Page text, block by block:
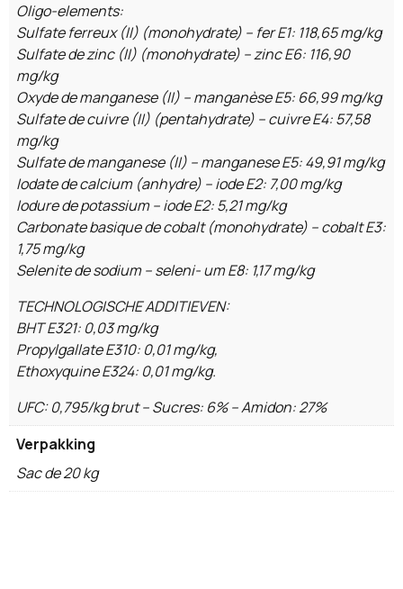
Oligo-elements:
Sulfate ferreux (II) (monohydrate) – fer E1: 118,65 mg/kg
Sulfate de zinc (II) (monohydrate) – zinc E6: 116,90
mg/kg
Oxyde de manganese (II) – manganèse E5: 66,99 mg/kg
Sulfate de cuivre (II) (pentahydrate) – cuivre E4: 57,58
mg/kg
Sulfate de manganese (II) – manganese E5: 49,91 mg/kg
Iodate de calcium (anhydre) – iode E2: 7,00 mg/kg
Iodure de potassium – iode E2: 5,21 mg/kg
Carbonate basique de cobalt (monohydrate) – cobalt E3:
1,75 mg/kg
Selenite de sodium – seleni- um E8: 1,17 mg/kg
TECHNOLOGISCHE ADDITIEVEN:
BHT E321: 0,03 mg/kg
Propylgallate E310: 0,01 mg/kg,
Ethoxyquine E324: 0,01 mg/kg.
UFC: 0,795/kg brut – Sucres: 6% – Amidon: 27%
Verpakking
Sac de 20 kg